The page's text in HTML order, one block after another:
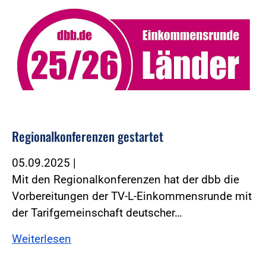
Regionalkonferenzen gestartet
05.09.2025 |
Mit den Regionalkonferenzen hat der dbb die
Vorbereitungen der TV-L-Einkommensrunde mit
der Tarifgemeinschaft deutscher…
Weiterlesen